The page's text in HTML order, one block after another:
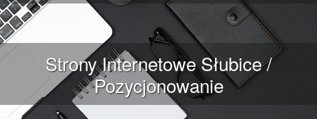
Strony Internetowe Słubice /
Pozycjonowanie